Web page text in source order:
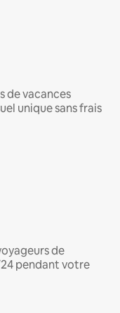
de vacances
unique sans frais
de
pendant votre